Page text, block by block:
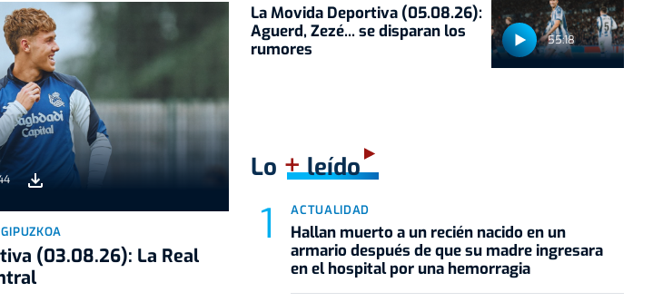
(03.08.26): La Real
55:18
La Movida Deportiva (05.08.26):
Aguerd, Zezé... se disparan los
rumores
Lo +leído
ACTUALIDAD
Hallan muerto a un recién nacido en un
armario después de que su madre ingresara
en el hospital por una hemorragia